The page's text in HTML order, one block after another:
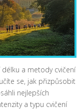
a metody cvičení
se, jak přizpůsobit
nejlepších
a typu cvičení